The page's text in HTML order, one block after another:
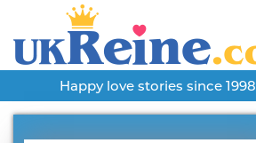
Happy love stories since 1998